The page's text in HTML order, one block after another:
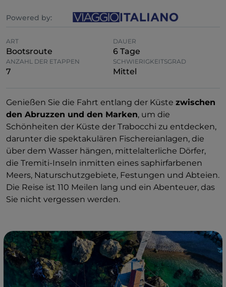
Powered by:
ART
Bootsroute
DAUER
6 Tage
ANZAHL DER ETAPPEN
7
SCHWIERIGKEITSGRAD
Mittel
Genießen Sie die Fahrt entlang der Küste zwischen
den Abruzzen und den Marken, um die
Schönheiten der Küste der Trabocchi zu entdecken,
darunter die spektakulären Fischereianlagen, die
über dem Wasser hängen, mittelalterliche Dörfer,
die Tremiti-Inseln inmitten eines saphirfarbenen
Meers, Naturschutzgebiete, Festungen und Abteien.
Die Reise ist 110 Meilen lang und ein Abenteuer, das
Sie nicht vergessen werden.